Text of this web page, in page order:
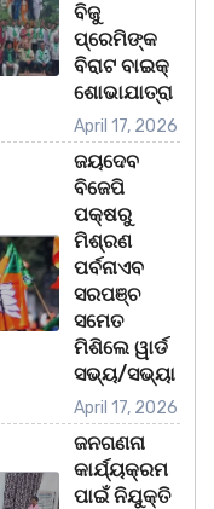
ବିଜୁ
ପ୍ରେମିଙ୍କ
ବିରାଟ ବାଇକ୍
ଶୋଭାଯାତ୍ରା
April 17, 2026
ଜୟଦେବ
ବିଜେପି
ପକ୍ଷରୁ
ମିଶ୍ରଣ
ପର୍ବନାଏବ
ସରପଞ୍ଚ
ସମେତ
ମିଶିଲେ ୱାର୍ଡ
ସଭ୍ୟ/ସଭ୍ୟା
April 17, 2026
ଜନଗଣନା
କାର୍ଯ୍ୟକ୍ରମ
ପାଇଁ ନିଯୁକ୍ତି